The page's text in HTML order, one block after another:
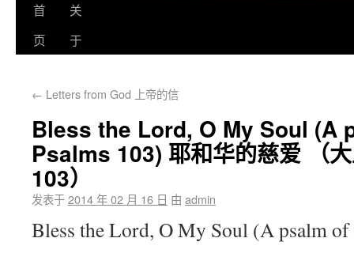
首
页
关
于
← Letters from God 上帝的信
Bless the Lord, O My Soul (A
Psalms 103) 耶和华的慈爱 （
103）
发表于2014 年 02 月 16 日 由 admin
Bless the Lord, O My Soul (A psalm